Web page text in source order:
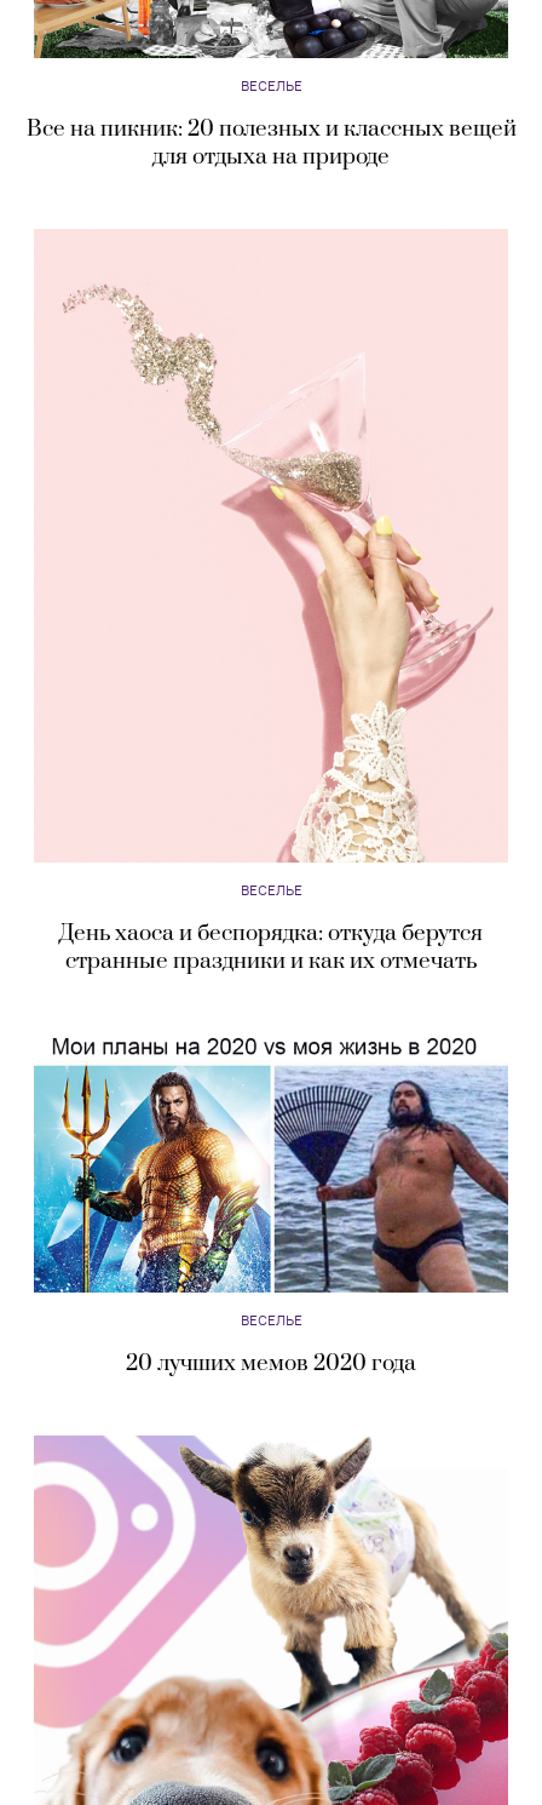
ВЕСЕЛЬЕ
Все на пикник: 20 полезных и классных вещей
для отдыха на природе
ВЕСЕЛЬЕ
День хаоса и беспорядка: откуда берутся
странные праздники и как их отмечать
ВЕСЕЛЬЕ
20 лучших мемов 2020 года